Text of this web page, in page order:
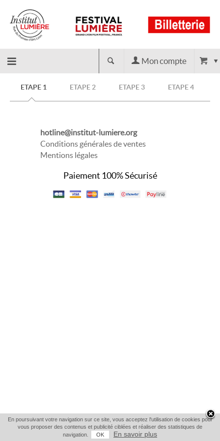
Retour
Mon compte
ETAPE 1 ETAPE 2 ETAPE 3 ETAPE 4
hotline@institut-lumiere.org
Conditions générales de ventes
Mentions légales
Paiement 100% Sécurisé
En poursuivant votre navigation sur ce site, vous acceptez l'utilisation de cookies pour
vous proposer des contenus et publicité ciblées et réaliser des statistiques de
navigation.
OK En savoir plus